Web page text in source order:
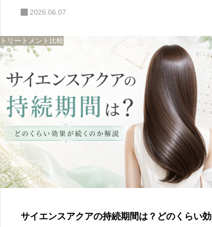
2026.06.07
トリートメント比較
サイエンスアクアの持続期間は？どのくらい効